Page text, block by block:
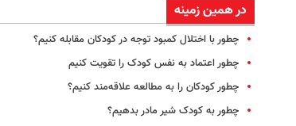
در همین زمینه
چطور با اختلال کمبود توجه در کودکان مقابله کنیم؟
چطور اعتماد به نفس کودک را تقویت کنیم
چطور کودکان را به مطالعه علاقه‌مند کنیم؟
چطور به کودک شیر مادر بدهیم؟